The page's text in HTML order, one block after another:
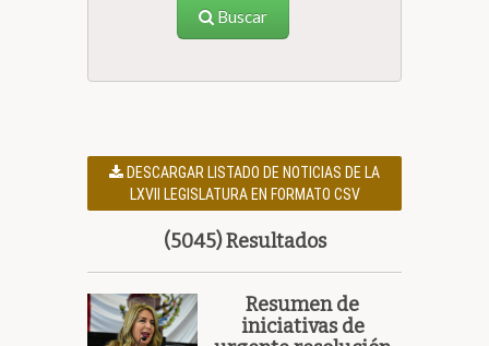
Buscar
DESCARGAR LISTADO DE NOTICIAS DE LA
LXVII LEGISLATURA EN FORMATO CSV
(5045) Resultados
Resumen de
iniciativas de